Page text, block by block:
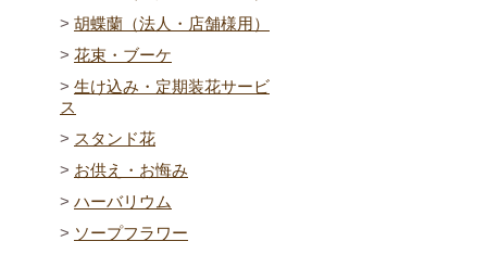
胡蝶蘭（法人・店舗様用）
花束・ブーケ
生け込み・定期装花サービ
ス
スタンド花
お供え・お悔み
ハーバリウム
ソープフラワー